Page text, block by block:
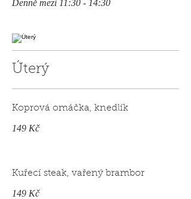
Denně mezi 11:30 - 14:30
Úterý
Koprová omáčka, knedlík
149 Kč
Kuřecí steak, vařený brambor
149 Kč